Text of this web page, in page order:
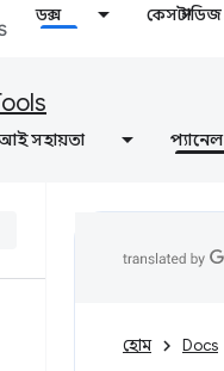
ডক্স কেস স্টাডিজ
সহায়তা প্যানেল
হোম Docs